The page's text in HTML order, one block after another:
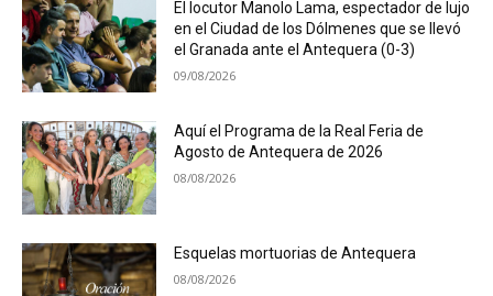
El locutor Manolo Lama, espectador de lujo
en el Ciudad de los Dólmenes que se llevó
el Granada ante el Antequera (0-3)
09/08/2026
Aquí el Programa de la Real Feria de
Agosto de Antequera de 2026
08/08/2026
Esquelas mortuorias de Antequera
08/08/2026